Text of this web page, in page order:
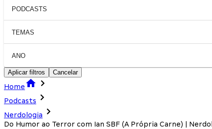
PODCASTS
TEMAS
ANO
Aplicar filtros Cancelar
Home
Podcasts
Nerdologia
Do Humor ao Terror com Ian SBF (A Própria Carne) |